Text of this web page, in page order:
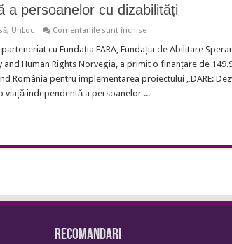
a persoanelor cu dizabilități
, UnLoc Comentariile sunt închisepentru
DARE:
Dezvoltare,
Abilităţi,
Rezilienţă
şi
Echitate
persoanelor
cu Fundația FARA, Fundația de Abilitare
Human Rights Norvegia, a primit o finanțare de
România pentru implementarea proiectului „DARE:
viață independentă a persoanelor ...
Recomandari